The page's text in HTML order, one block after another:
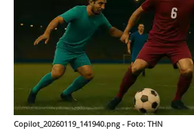
Copilot_20260119_141940.png - Foto: THN